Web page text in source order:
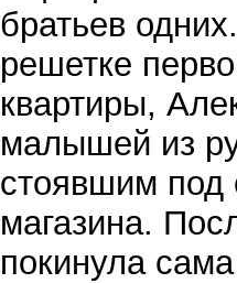
братьев
решетке
квартиры,
малышей из
стоявшим под
магазина.
покинула